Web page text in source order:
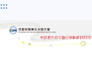
跳
主
:::